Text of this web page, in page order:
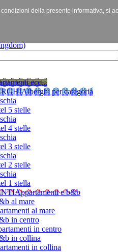
ecc...
Alberghi per categoria
5 stelle
4 stelle
3 stelle
2 stelle
1 stella
Appartamenti e b&b
al mare
al mare
in centro
in centro
in collina
in collina
della presente informativa,